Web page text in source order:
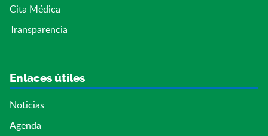
Cita Médica
Transparencia
Enlaces útiles
Noticias
Agenda